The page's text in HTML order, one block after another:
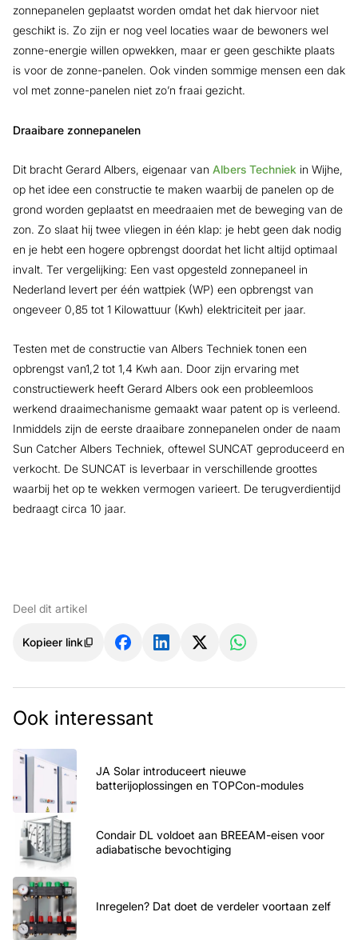
zonnepanelen geplaatst worden omdat het dak hiervoor niet
geschikt is. Zo zijn er nog veel locaties waar de bewoners wel
zonne-energie willen opwekken, maar er geen geschikte plaats
is voor de zonne-panelen. Ook vinden sommige mensen een dak
vol met zonne-panelen niet zo’n fraai gezicht.
Draaibare zonnepanelen
Dit bracht Gerard Albers, eigenaar van Albers Techniek in Wijhe,
op het idee een constructie te maken waarbij de panelen op de
grond worden geplaatst en meedraaien met de beweging van de
zon. Zo slaat hij twee vliegen in één klap: je hebt geen dak nodig
en je hebt een hogere opbrengst doordat het licht altijd optimaal
invalt. Ter vergelijking: Een vast opgesteld zonnepaneel in
Nederland levert per één wattpiek (WP) een opbrengst van
ongeveer 0,85 tot 1 Kilowattuur (Kwh) elektriciteit per jaar.
Testen met de constructie van Albers Techniek tonen een
opbrengst van1,2 tot 1,4 Kwh aan. Door zijn ervaring met
constructiewerk heeft Gerard Albers ook een probleemloos
werkend draaimechanisme gemaakt waar patent op is verleend.
Inmiddels zijn de eerste draaibare zonnepanelen onder de naam
Sun Catcher Albers Techniek, oftewel SUNCAT geproduceerd en
verkocht. De SUNCAT is leverbaar in verschillende groottes
waarbij het op te wekken vermogen varieert. De terugverdientijd
bedraagt circa 10 jaar.
Deel dit artikel
Kopieer link
Ook interessant
JA Solar introduceert nieuwe
batterijoplossingen en TOPCon-modules
Condair DL voldoet aan BREEAM-eisen voor
adiabatische bevochtiging
Inregelen? Dat doet de verdeler voortaan zelf